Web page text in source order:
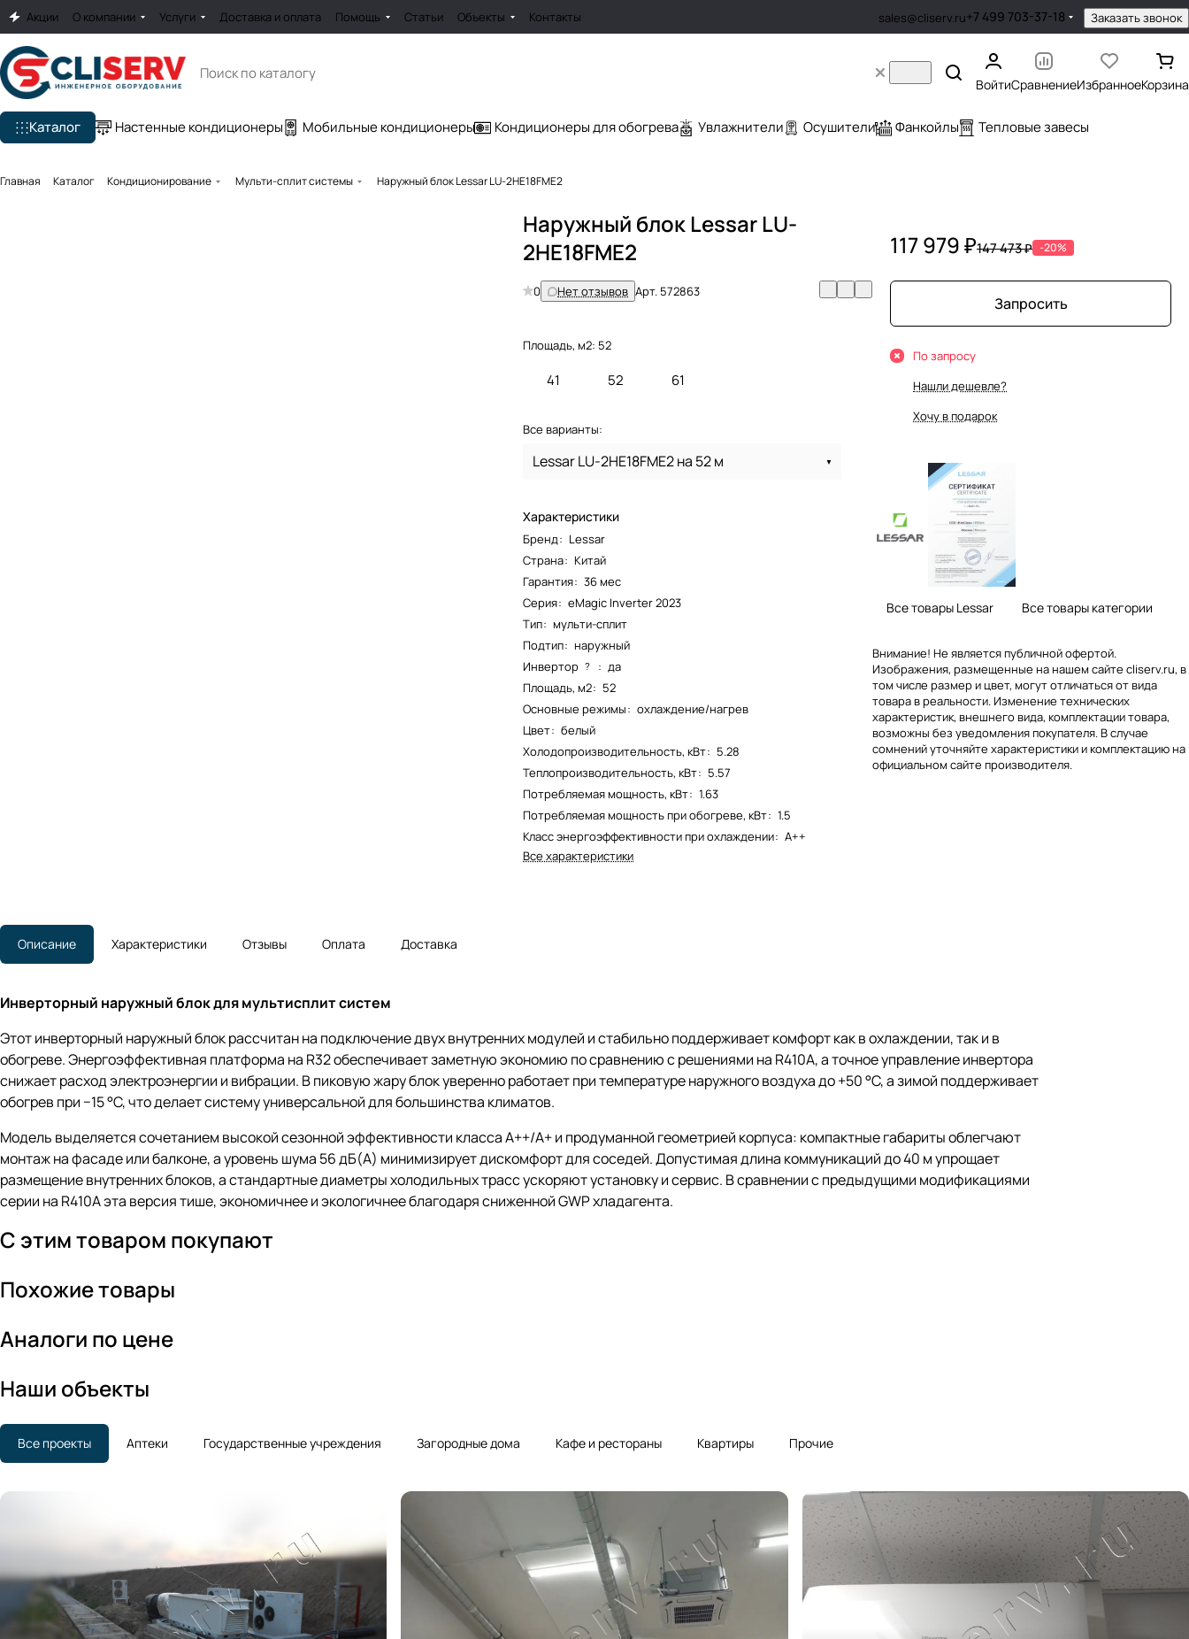
Акции О компании Услуги Доставка и оплата Помощь Статьи Объекты Контакты sales@cliserv.ru+7 499 703-37-18 Заказать звонок
ВойтиСравнениеИзбранноеКорзина
Каталог Настенные кондиционеры Мобильные кондиционеры Кондиционеры для обогрева Увлажнители Осушители Фанкойлы Тепловые завесы
Главная Каталог Кондиционирование Мульти-сплит системы Наружный блок Lessar LU-2HE18FME2
Наружный блок Lessar LU-
2HE18FME2
0 Нет отзывов Арт. 572863
Площадь, м2: 52
41 52 61
Все варианты:
Lessar LU-2HE18FME2 на 52 м
Характеристики
Бренд: Lessar
Страна: Китай
Гарантия: 36 мес
Серия: eMagic Inverter 2023
Тип: мульти-сплит
Подтип: наружный
Инвертор ? : да
Площадь, м2: 52
Основные режимы: охлаждение/нагрев
Цвет: белый
Холодопроизводительность, кВт: 5.28
Теплопроизводительность, кВт: 5.57
Потребляемая мощность, кВт: 1.63
Потребляемая мощность при обогреве, кВт: 1.5
Класс энергоэффективности при охлаждении: A++
Все характеристики
117 979 ₽147 473 ₽ -20%
Запросить
По запросу
Нашли дешевле?
Хочу в подарок
Все товары Lessar Все товары категории
Внимание! Не является публичной офертой.
Изображения, размещенные на нашем сайте cliserv.ru, в
том числе размер и цвет, могут отличаться от вида
товара в реальности. Изменение технических
характеристик, внешнего вида, комплектации товара,
возможны без уведомления покупателя. В случае
сомнений уточняйте характеристики и комплектацию на
официальном сайте производителя.
Описание Характеристики Отзывы Оплата Доставка
Инверторный наружный блок для мультисплит систем
Этот инверторный наружный блок рассчитан на подключение двух внутренних модулей и стабильно поддерживает комфорт как в охлаждении, так и в
обогреве. Энергоэффективная платформа на R32 обеспечивает заметную экономию по сравнению с решениями на R410A, а точное управление инвертора
снижает расход электроэнергии и вибрации. В пиковую жару блок уверенно работает при температуре наружного воздуха до +50 °C, а зимой поддерживает
обогрев при −15 °C, что делает систему универсальной для большинства климатов.
Модель выделяется сочетанием высокой сезонной эффективности класса A++/A+ и продуманной геометрией корпуса: компактные габариты облегчают
монтаж на фасаде или балконе, а уровень шума 56 дБ(A) минимизирует дискомфорт для соседей. Допустимая длина коммуникаций до 40 м упрощает
размещение внутренних блоков, а стандартные диаметры холодильных трасс ускоряют установку и сервис. В сравнении с предыдущими модификациями
серии на R410A эта версия тише, экономичнее и экологичнее благодаря сниженной GWP хладагента.
С этим товаром покупают
Похожие товары
Аналоги по цене
Наши объекты
Все проекты Аптеки Государственные учреждения Загородные дома Кафе и рестораны Квартиры Прочие